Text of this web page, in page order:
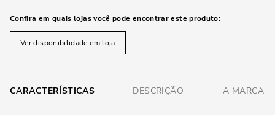
Confira em quais lojas você pode encontrar este produto:
Ver disponibilidade em loja
CARACTERÍSTICAS DESCRIÇÃO A MARCA